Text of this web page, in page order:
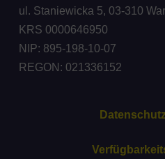
ul. Staniewicka 5, 03-310
KRS 0000646950
NIP: 895-198-10-07
REGON: 021336152